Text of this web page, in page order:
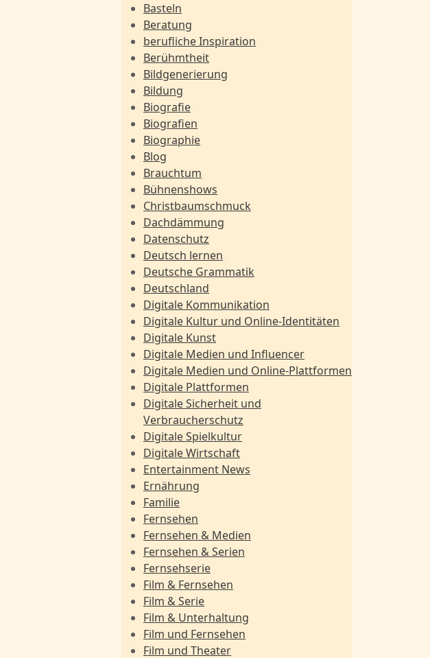
Basteln
Beratung
berufliche Inspiration
Berühmtheit
Bildgenerierung
Bildung
Biografie
Biografien
Biographie
Blog
Brauchtum
Bühnenshows
Christbaumschmuck
Dachdämmung
Datenschutz
Deutsch lernen
Deutsche Grammatik
Deutschland
Digitale Kommunikation
Digitale Kultur und Online-Identitäten
Digitale Kunst
Digitale Medien und Influencer
Digitale Medien und Online-Plattformen
Digitale Plattformen
Digitale Sicherheit und
Verbraucherschutz
Digitale Spielkultur
Digitale Wirtschaft
Entertainment News
Ernährung
Familie
Fernsehen
Fernsehen & Medien
Fernsehen & Serien
Fernsehserie
Film & Fernsehen
Film & Serie
Film & Unterhaltung
Film und Fernsehen
Film und Theater